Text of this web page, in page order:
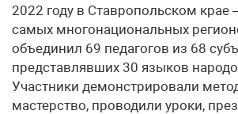
2022 году в Ставропольском
самых многонациональных
объединил 69 педагогов из 68
представлявших 30 языков
Участники демонстрировали
мастерство, проводили уроки,